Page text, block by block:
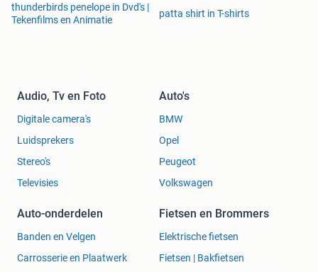
thunderbirds penelope in Dvd's |
Tekenfilms en Animatie
patta shirt in T-shirts
Audio, Tv en Foto
Digitale camera's
Luidsprekers
Stereo's
Televisies
Auto's
BMW
Opel
Peugeot
Volkswagen
Auto-onderdelen
Banden en Velgen
Carrosserie en Plaatwerk
Fietsen en Brommers
Elektrische fietsen
Fietsen | Bakfietsen